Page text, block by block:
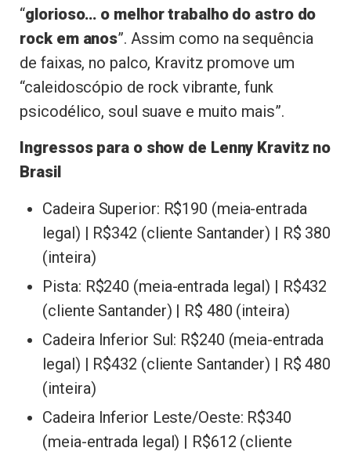
“glorioso… o melhor trabalho do astro do
rock em anos”. Assim como na sequência
de faixas, no palco, Kravitz promove um
“caleidoscópio de rock vibrante, funk
psicodélico, soul suave e muito mais”.
Ingressos para o show de Lenny Kravitz no
Brasil
Cadeira Superior: R$190 (meia-entrada
legal) | R$342 (cliente Santander) | R$ 380
(inteira)
Pista: R$240 (meia-entrada legal) | R$432
(cliente Santander) | R$ 480 (inteira)
Cadeira Inferior Sul: R$240 (meia-entrada
legal) | R$432 (cliente Santander) | R$ 480
(inteira)
Cadeira Inferior Leste/Oeste: R$340
(meia-entrada legal) | R$612 (cliente